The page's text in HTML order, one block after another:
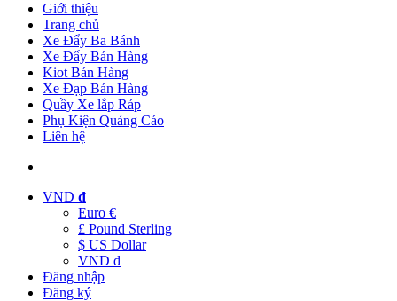
Giới thiệu
Trang chủ
Xe Đẩy Ba Bánh
Xe Đẩy Bán Hàng
Kiot Bán Hàng
Xe Đạp Bán Hàng
Quầy Xe lắp Ráp
Phụ Kiện Quảng Cáo
Liên hệ
VND đ
Euro €
£ Pound Sterling
$ US Dollar
VND đ
Đăng nhập
Đăng ký